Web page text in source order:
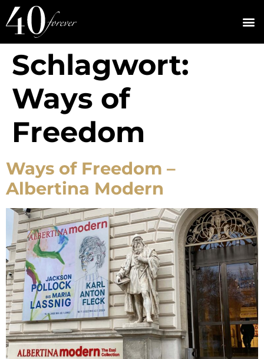
Schlagwort:
Ways of
Freedom
Ways of Freedom –
Albertina Modern